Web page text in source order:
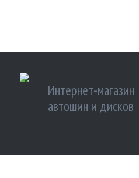
Интернет-магазин
автошин и дисков